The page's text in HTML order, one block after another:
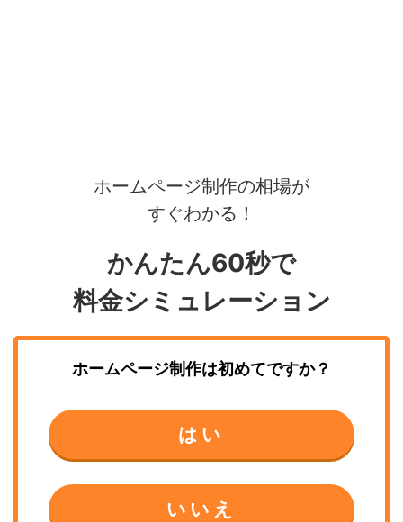
ホームページ制作の相場が
すぐわかる！
かんたん60秒で
料金シミュレーション
ホームページ制作は初めてですか？
はい
いいえ